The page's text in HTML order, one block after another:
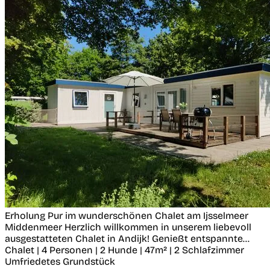
Erholung Pur im wunderschönen Chalet am Ijsselmeer
Middenmeer Herzlich willkommen in unserem liebevoll
ausgestatteten Chalet in Andijk! Genießt entspannte...
Chalet | 4 Personen | 2 Hunde | 47m² | 2 Schlafzimmer
Umfriedetes Grundstück